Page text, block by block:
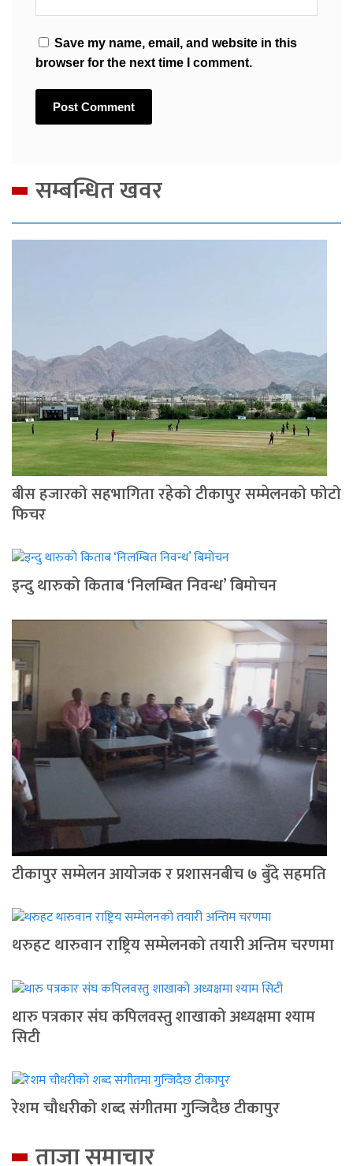
Save my name, email, and website in this
browser for the next time I comment.
सम्बन्धित खवर
बीस हजारको सहभागिता रहेको टीकापुर सम्मेलनको फोटो
फिचर
इन्दु थारुको किताब ‘निलम्बित निवन्ध’ बिमोचन
टीकापुर सम्मेलन आयोजक र प्रशासनबीच ७ बुँदे सहमति
थरुहट थारुवान राष्ट्रिय सम्मेलनको तयारी अन्तिम चरणमा
थारु पत्रकार संघ कपिलवस्तु शाखाको अध्यक्षमा श्याम
सिटी
रेशम चौधरीको शब्द संगीतमा गुन्जिदैछ टीकापुर
ताजा समाचार